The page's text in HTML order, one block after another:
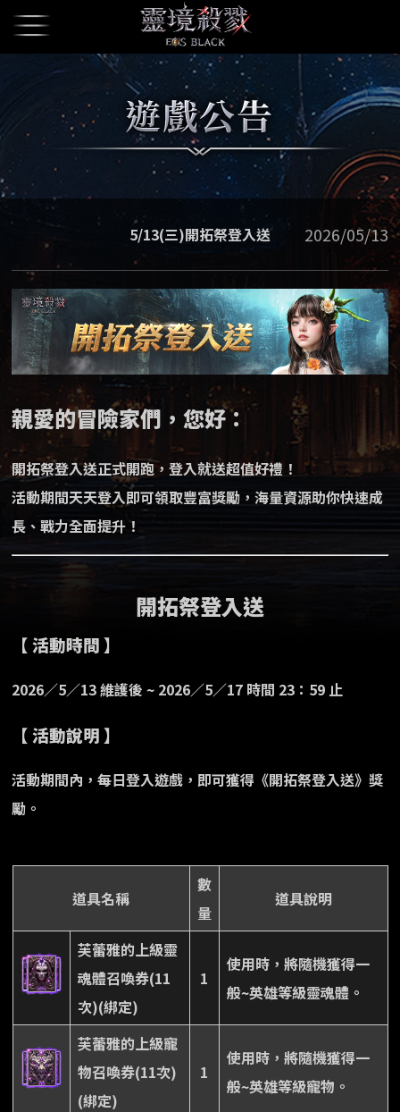
5/13(三)開拓祭登入送 2026/05/13
親愛的冒險家們，您好：
開拓祭登入送正式開跑，登入就送超值好禮！
活動期間天天登入即可領取豐富獎勵，海量資源助你快速成
長、戰力全面提升！
開拓祭登入送
【 活動時間 】
2026／5／13 維護後 ~ 2026／5／17 時間 23：59 止
【 活動說明 】
活動期間內，每日登入遊戲，即可獲得《開拓祭登入送》獎
勵。
道具名稱
數
量
道具說明
芙蕾雅的上級靈
魂體召喚券(11
次)(綁定)
1
使用時，將隨機獲得一
般~英雄等級靈魂體。
芙蕾雅的上級寵
物召喚券(11次)
(綁定)
1
使用時，將隨機獲得一
般~英雄等級寵物。